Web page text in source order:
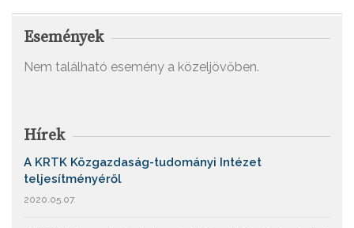
Események
Nem található esemény a közeljövőben.
Hírek
A KRTK Közgazdaság-tudományi Intézet
teljesítményéről
2020.05.07.